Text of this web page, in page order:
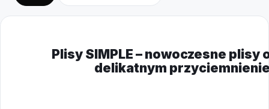
Plisy SIMPLE – nowoczesne plisy
delikatnym